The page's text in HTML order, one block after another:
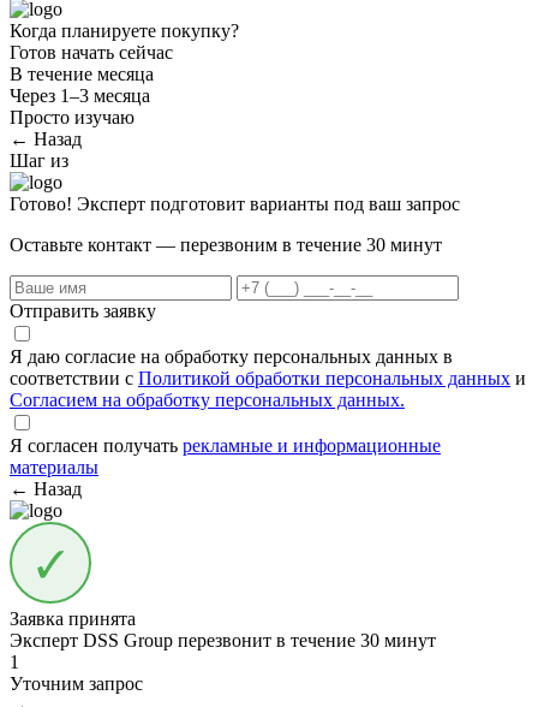
Когда планируете покупку?
Готов начать сейчас
В течение месяца
Через 1–3 месяца
Просто изучаю
← Назад
Шаг из
Готово! Эксперт подготовит варианты под ваш запрос
Оставьте контакт — перезвоним в течение 30 минут
Отправить заявку
Я даю согласие на обработку персональных данных в
соответствии с Политикой обработки персональных данных и
Согласием на обработку персональных данных.
Я согласен получать рекламные и информационные
материалы
← Назад
Заявка принята
Эксперт DSS Group перезвонит в течение 30 минут
1
Уточним запрос